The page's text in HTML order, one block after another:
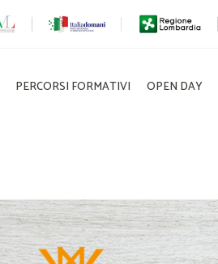
PERCORSI FORMATIVI OPEN DAY